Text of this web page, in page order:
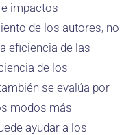
impactos
de los autores, no
eficiencia de las
de los
se evalúa por
modos más
ayudar a los